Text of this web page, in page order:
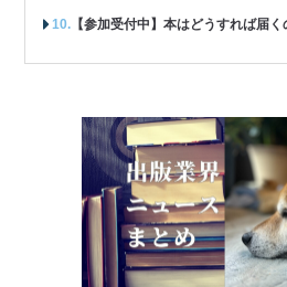
【参加受付中】本はどうすれば届く